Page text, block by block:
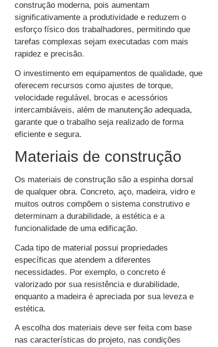
construção moderna, pois aumentam
significativamente a produtividade e reduzem o
esforço físico dos trabalhadores, permitindo que
tarefas complexas sejam executadas com mais
rapidez e precisão.
O investimento em equipamentos de qualidade, que
oferecem recursos como ajustes de torque,
velocidade regulável, brocas e acessórios
intercambiáveis, além de manutenção adequada,
garante que o trabalho seja realizado de forma
eficiente e segura.
Materiais de construção
Os materiais de construção são a espinha dorsal
de qualquer obra. Concreto, aço, madeira, vidro e
muitos outros compõem o sistema construtivo e
determinam a durabilidade, a estética e a
funcionalidade de uma edificação.
Cada tipo de material possui propriedades
específicas que atendem a diferentes
necessidades. Por exemplo, o concreto é
valorizado por sua resistência e durabilidade,
enquanto a madeira é apreciada por sua leveza e
estética.
A escolha dos materiais deve ser feita com base
nas características do projeto, nas condições